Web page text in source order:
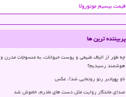
قیمت بیسیم موتورولا
پربیننده ترین ها
چه طور از الیاف طبیعی و پوست حیوانات، به منسوجات مدرن و
هوشمند رسیدیم؟
ناو پهپادبر رنو رونمایی شد!، عکس
صدای ماندگار روایت مثل دست های مادرم، خاموش شد